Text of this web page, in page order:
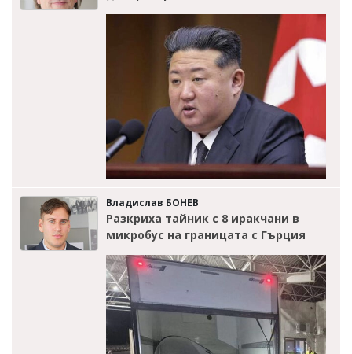
Владислав БОНЕВ
Разкриха тайник с 8 иракчани в
микробус на границата с Гърция